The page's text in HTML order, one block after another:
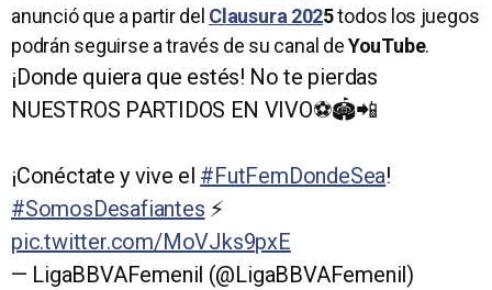
anunció que a partir del Clausura 2025todos los juegos
podrán seguirse a través de su canal deYouTube.
¡Donde quiera que estés! No te pierdas
NUESTROS PARTIDOS EN VIVO⚽️🏟️📲
¡Conéctate y vive el #FutFemDondeSea!
#SomosDesafiantes ⚡
pic.twitter.com/MoVJks9pxE
— LigaBBVAFemenil (@LigaBBVAFemenil)